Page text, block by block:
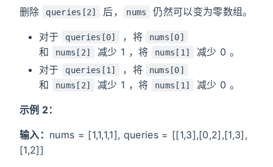
删除 queries[2] 后， nums 仍然可以变为零数组。
对于 queries[0] ，将 nums[0]
和 nums[2] 减少 1 ，将 nums[1]
减少 0 。
对于
queries[1] ，将 nums[0]
和 nums[2] 减少 1 ，将 nums[1] 减少 0 。
示例 2：
输入： nums = [1,1,1,1], queries = [[1,3],[0,2],[1,3],
[1,2]]